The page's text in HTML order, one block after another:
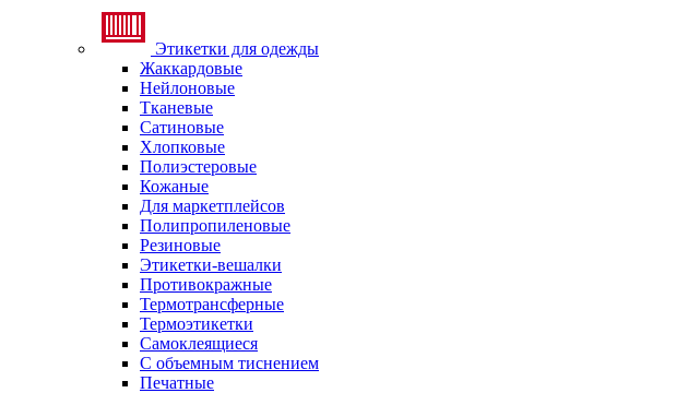
Этикетки для одежды
Жаккардовые
Нейлоновые
Тканевые
Сатиновые
Хлопковые
Полиэстеровые
Кожаные
Для маркетплейсов
Полипропиленовые
Резиновые
Этикетки-вешалки
Противокражные
Термотрансферные
Термоэтикетки
Самоклеящиеся
С объемным тиснением
Печатные